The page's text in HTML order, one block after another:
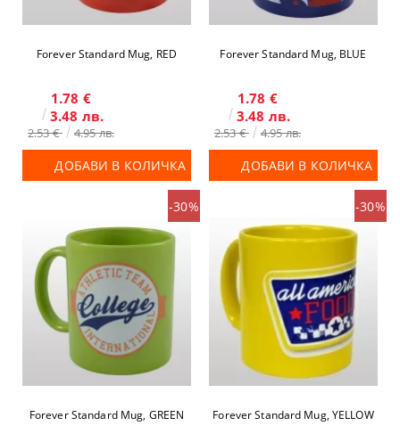
Forever Standard Mug, RED
1.78 €
3.48 лв.
2.53 € 4.95 лв.
ДОБАВИ В КОЛИЧКА
Forever Standard Mug, BLUE
1.78 €
3.48 лв.
2.53 € 4.95 лв.
ДОБАВИ В КОЛИЧКА
Forever Standard Mug, GREEN
-30%
Forever Standard Mug, YELLOW
-30%